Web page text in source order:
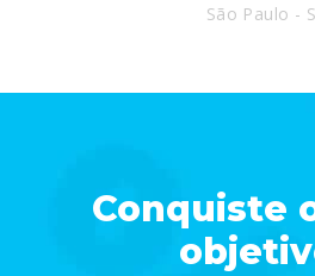
São Paulo -
Conquiste